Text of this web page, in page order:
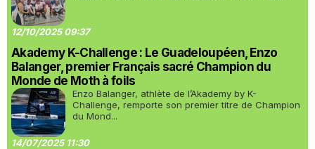
12/10/2025 09:37
Akademy K-Challenge : Le Guadeloupéen, Enzo
Balanger, premier Français sacré Champion du
Monde de Moth à foils
Enzo Balanger, athlète de l’Akademy by K-
Challenge, remporte son premier titre de Champion
du Mond...
14/07/2025 11:30